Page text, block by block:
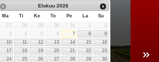
Elokuu 2026
Ma Ti Ke To Pe La
Su
27
28 29 30 31
2
3
4 5 6 7 8
9
10
11 12 13 14 15
16
17
18 19 20 21 22
23
24
25 26 27 28 29
30